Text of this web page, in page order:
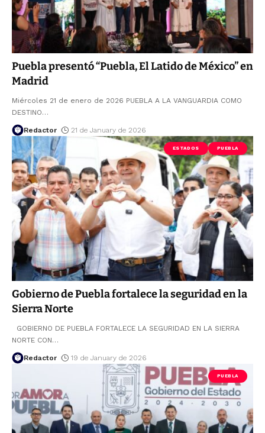
Puebla presentó “Puebla, El Latido de México” en
Madrid
Miércoles 21 de enero de 2026 PUEBLA A LA VANGUARDIA COMO
DESTINO…
Redactor 21 de January de 2026
ESTADOS PUEBLA
Gobierno de Puebla fortalece la seguridad en la
Sierra Norte
GOBIERNO DE PUEBLA FORTALECE LA SEGURIDAD EN LA SIERRA
NORTE CON…
Redactor 19 de January de 2026
PUEBLA